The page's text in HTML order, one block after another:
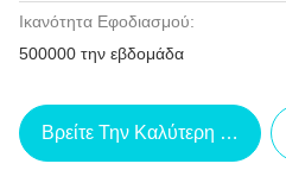
Ικανότητα Εφοδιασμού:
500000 την εβδομάδα
Βρείτε Την Καλύτερη Τιμή